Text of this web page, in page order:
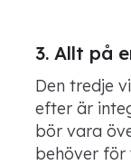
3. Allt på
Den tredje
efter är
bör vara
behöver för